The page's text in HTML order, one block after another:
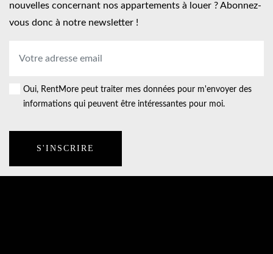
nouvelles concernant nos appartements à louer ? Abonnez-
vous donc à notre newsletter !
Adresse
Consent
Oui, RentMore peut traiter mes données pour m'envoyer des
informations qui peuvent être intéressantes pour moi.